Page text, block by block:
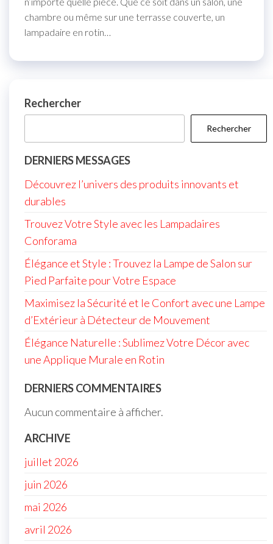
chambre ou même sur une terrasse couverte, un
lampadaire en rotin…
Rechercher
Rechercher
DERNIERS MESSAGES
Découvrez l’univers des produits innovants et
durables
Trouvez Votre Style avec les Lampadaires
Conforama
Élégance et Style : Trouvez la Lampe de Salon sur
Pied Parfaite pour Votre Espace
Maximisez la Sécurité et le Confort avec une Lampe
d’Extérieur à Détecteur de Mouvement
Élégance Naturelle : Sublimez Votre Décor avec
une Applique Murale en Rotin
DERNIERS COMMENTAIRES
Aucun commentaire à afficher.
ARCHIVE
juillet 2026
juin 2026
mai 2026
avril 2026